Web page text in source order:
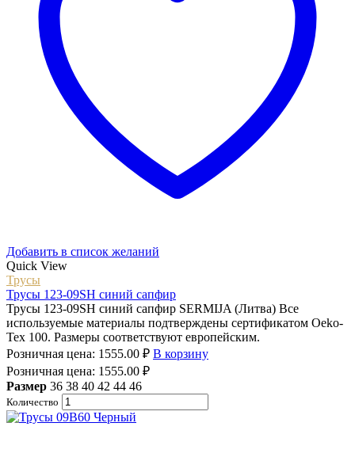
Добавить в список желаний
Quick View
Трусы
Трусы 123-09SH синий сапфир
Трусы 123-09SH синий сапфир SERMIJA (Литва) Все
используемые материалы подтверждены сертификатом Oeko-
Tex 100. Размеры соответствуют европейским.
Розничная цена: 1555.00 ₽ В корзину
Розничная цена: 1555.00 ₽
Размер 36 38 40 42 44 46
Количество